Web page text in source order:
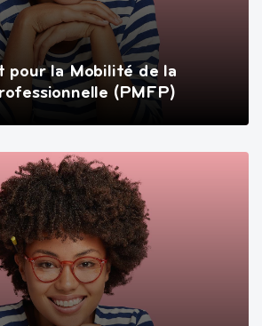
pour la Mobilité de la
(PMFP)